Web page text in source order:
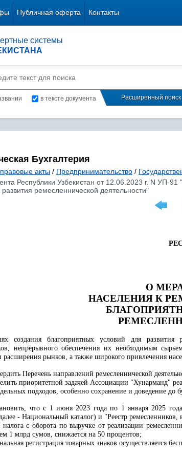
Публичная оферта Контакты
системы
в тексте документа Расширенный поиск
Бухгалтерия
акты / Предпринимательство /
Республики Узбекистан от 12.06.2023 г. N УП-
ремесленнической деятельности"
О
НАСЕЛЕНИЯ К
создания благоприятных условий для развития
непрерывного обеспечения их необходимым
рынков, а также широкого привлечения
Перечень направлений ремесленнической
приоритетной задачей Ассоциации "Хунарманд"
подходов, особенно сохранение и доведение
что с 1 июня 2023 года по 1 января 2025
- Национальный каталог) и "Реестр ремесленников,
налога с оборота по выручке от реализации
1 млрд сумов, снижается на 50 процентов;
регистрация товарных знаков осуществляется